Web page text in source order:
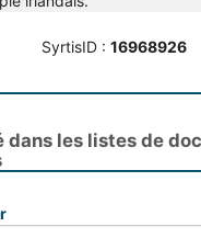
SyrtisID : 16968926
dans les listes de